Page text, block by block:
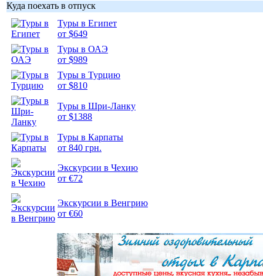
Куда поехать в отпуск
Туры в Египет
от $649
Туры в ОАЭ
от $989
Туры в Турцию
от $810
Туры в Шри-Ланку
от $1388
Туры в Карпаты
от 840 грн.
Экскурсии в Чехию
от €72
Экскурсии в Венгрию
от €60